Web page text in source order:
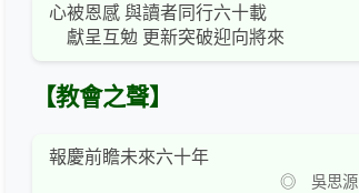
心被恩感 與讀者同行六十載
獻呈互勉 更新突破迎向將來
【教會之聲】
報慶前瞻未來六十年
◎ 吳思源